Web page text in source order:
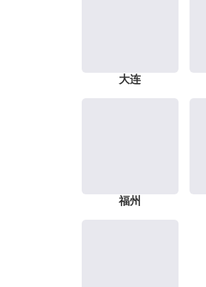
大连
福州